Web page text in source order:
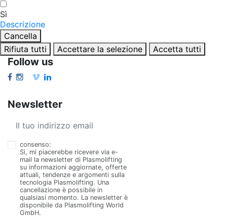
Sì
Descrizione
Cancella
Rifiuta tutti
Accettare la selezione Accetta tutti
Follow us
Newsletter
consenso:
Sì, mi piacerebbe ricevere via e-
mail la newsletter di Plasmolifting
su informazioni aggiornate, offerte
attuali, tendenze e argomenti sulla
tecnologia Plasmolifting. Una
cancellazione è possibile in
qualsiasi momento. La newsletter è
disponibile da Plasmolifting World
GmbH.